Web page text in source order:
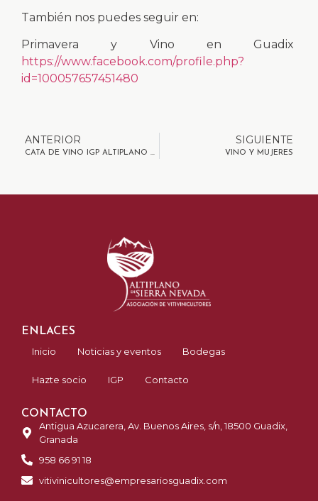
También nos puedes seguir en:
Primavera y Vino en Guadix
https://www.facebook.com/profile.php?
id=100057657451480
ANTERIOR
CATA DE VINO IGP ALTIPLANO DE SIERRA NEVADA 27/04/23
SIGUIENTE
VINO Y MUJERES
ENLACES
Inicio
Noticias y eventos Bodegas
Hazte socio IGP Contacto
CONTACTO
Antigua Azucarera, Av. Buenos Aires, s/n, 18500 Guadix,
Granada
958 66 91 18
vitivinicultores@empresariosguadix.com